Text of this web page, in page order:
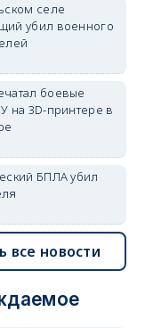
селе
убил военного
боевые
на 3D-принтере в
БПЛА убил
все новости